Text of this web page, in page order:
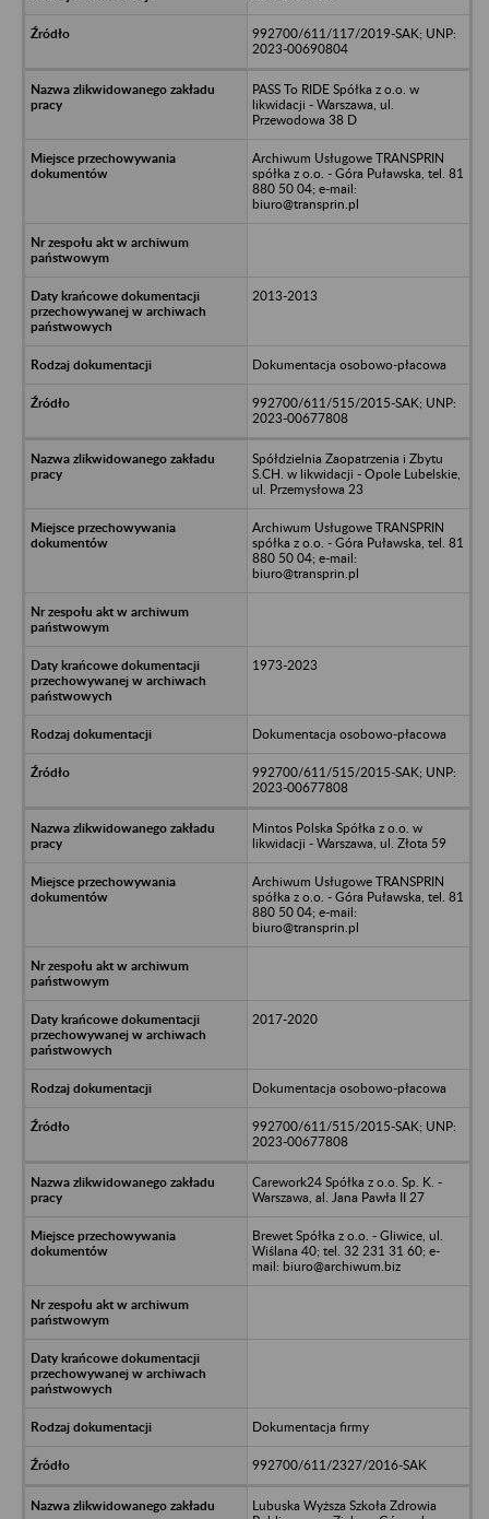
992700/611/117/2019-SAK; UNP:
2023-00690804
PASS To RIDE Spółka z o.o. w
likwidacji - Warszawa, ul.
Przewodowa 38 D
Archiwum Usługowe TRANSPRIN
spółka z o.o. - Góra Puławska, tel. 81
880 50 04; e-mail:
biuro@transprin.pl
2013-2013
Dokumentacja osobowo-płacowa
992700/611/515/2015-SAK; UNP:
2023-00677808
Spółdzielnia Zaopatrzenia i Zbytu
S.CH. w likwidacji - Opole Lubelskie,
ul. Przemysłowa 23
Archiwum Usługowe TRANSPRIN
spółka z o.o. - Góra Puławska, tel. 81
880 50 04; e-mail:
biuro@transprin.pl
1973-2023
Dokumentacja osobowo-płacowa
992700/611/515/2015-SAK; UNP:
2023-00677808
Mintos Polska Spółka z o.o. w
likwidacji - Warszawa, ul. Złota 59
Archiwum Usługowe TRANSPRIN
spółka z o.o. - Góra Puławska, tel. 81
880 50 04; e-mail:
biuro@transprin.pl
2017-2020
Dokumentacja osobowo-płacowa
992700/611/515/2015-SAK; UNP:
2023-00677808
Carework24 Spółka z o.o. Sp. K. -
Warszawa, al. Jana Pawła II 27
Brewet Spółka z o.o. - Gliwice, ul.
Wiślana 40; tel. 32 231 31 60; e-
mail: biuro@archiwum.biz
Dokumentacja firmy
992700/611/2327/2016-SAK
Lubuska Wyższa Szkoła Zdrowia